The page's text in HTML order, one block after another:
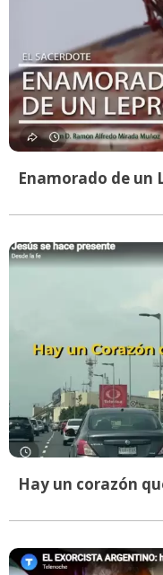
Enamorado de un
Hay un corazón